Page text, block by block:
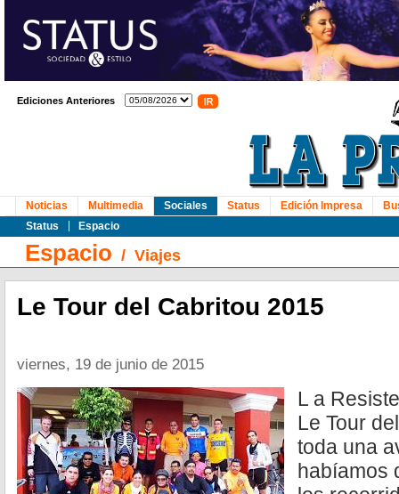
Ediciones Anteriores
Noticias Multimedia
Sociales
Status
Espacio
Status Edición Impresa
Espacio / Viajes
Le Tour del Cabritou 2015
viernes, 19 de junio de 2015
L a
Le Tour
toda una
habíamos